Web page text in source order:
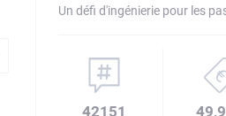
Un défi d'ingénierie pour les
42151